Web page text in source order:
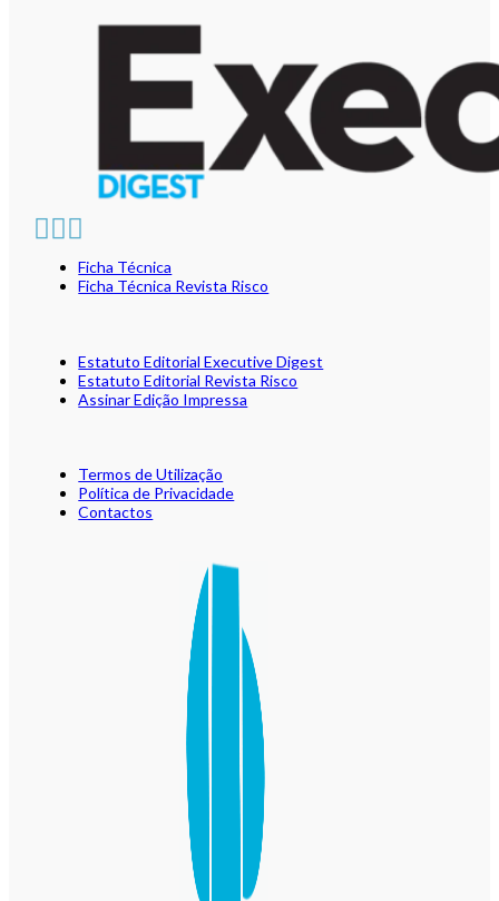
Ficha Técnica
Ficha Técnica Revista Risco
Estatuto Editorial Executive Digest
Estatuto Editorial Revista Risco
Assinar Edição Impressa
Termos de Utilização
Política de Privacidade
Contactos